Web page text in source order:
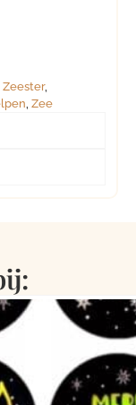
Zeester,
, Zee